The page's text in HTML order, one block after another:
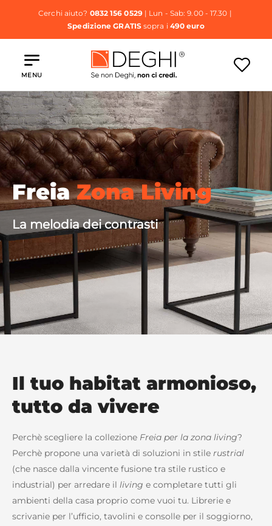
Cerchi aiuto? 0832 156 0529| Lun - Sab: 9.00 - 17.30 |
Spedizione GRATISsopra i 490 euro
MENU
FreiaZona Living
La melodia dei contrasti
Il tuo habitat armonioso,
tutto da vivere
Perchè scegliere la collezione Freia per la zona living?
Perchè propone una varietà di soluzioni in stile rustrial
(che nasce dalla vincente fusione tra stile rustico e
industrial) per arredare il living e completare tutti gli
ambienti della casa proprio come vuoi tu. Librerie e
scrivanie per l’ufficio, tavolini e consolle per il soggiorno,